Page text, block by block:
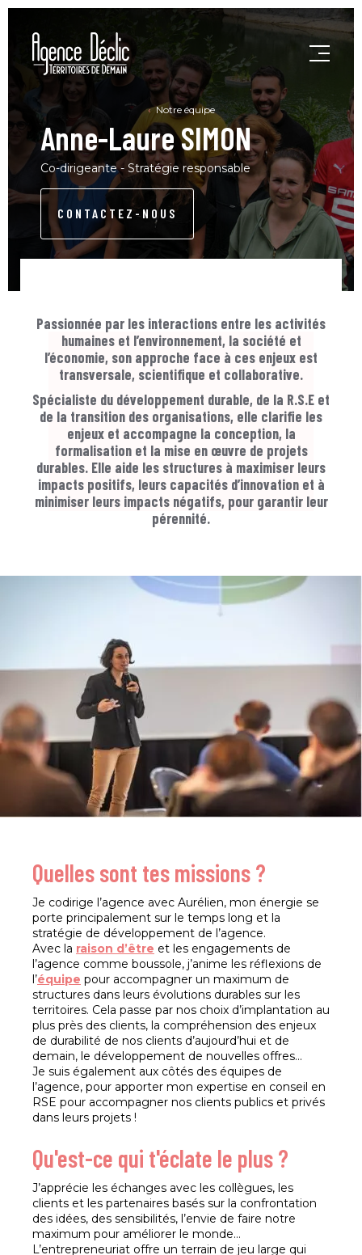
Notre équipe
Anne-Laure SIMON
Co-dirigeante - Stratégie responsable
CONTACTEZ-NOUS
Passionnée par les interactions entre les activités
humaines et l’environnement, la société et
l’économie, son approche face à ces enjeux est
transversale, scientifique et collaborative.
Spécialiste du développement durable, de la R.S.E et
de la transition des organisations, elle clarifie les
enjeux et accompagne la conception, la
formalisation et la mise en œuvre de projets
durables. Elle aide les structures à maximiser leurs
impacts positifs, leurs capacités d’innovation et à
minimiser leurs impacts négatifs, pour garantir leur
pérennité.
Quelles sont tes missions ?
Je codirige l’agence avec Aurélien, mon énergie se
porte principalement sur le temps long et la
stratégie de développement de l’agence.
Avec la raison d’être et les engagements de
l’agence comme boussole, j’anime les réflexions de
l’équipe pour accompagner un maximum de
structures dans leurs évolutions durables sur les
territoires. Cela passe par nos choix d’implantation au
plus près des clients, la compréhension des enjeux
de durabilité de nos clients d’aujourd’hui et de
demain, le développement de nouvelles offres...
Je suis également aux côtés des équipes de
l’agence, pour apporter mon expertise en conseil en
RSE pour accompagner nos clients publics et privés
dans leurs projets !
Qu'est-ce qui t'éclate le plus ?
J’apprécie les échanges avec les collègues, les
clients et les partenaires basés sur la confrontation
des idées, des sensibilités, l’envie de faire notre
maximum pour améliorer le monde…
L’entrepreneuriat offre un terrain de jeu large qui